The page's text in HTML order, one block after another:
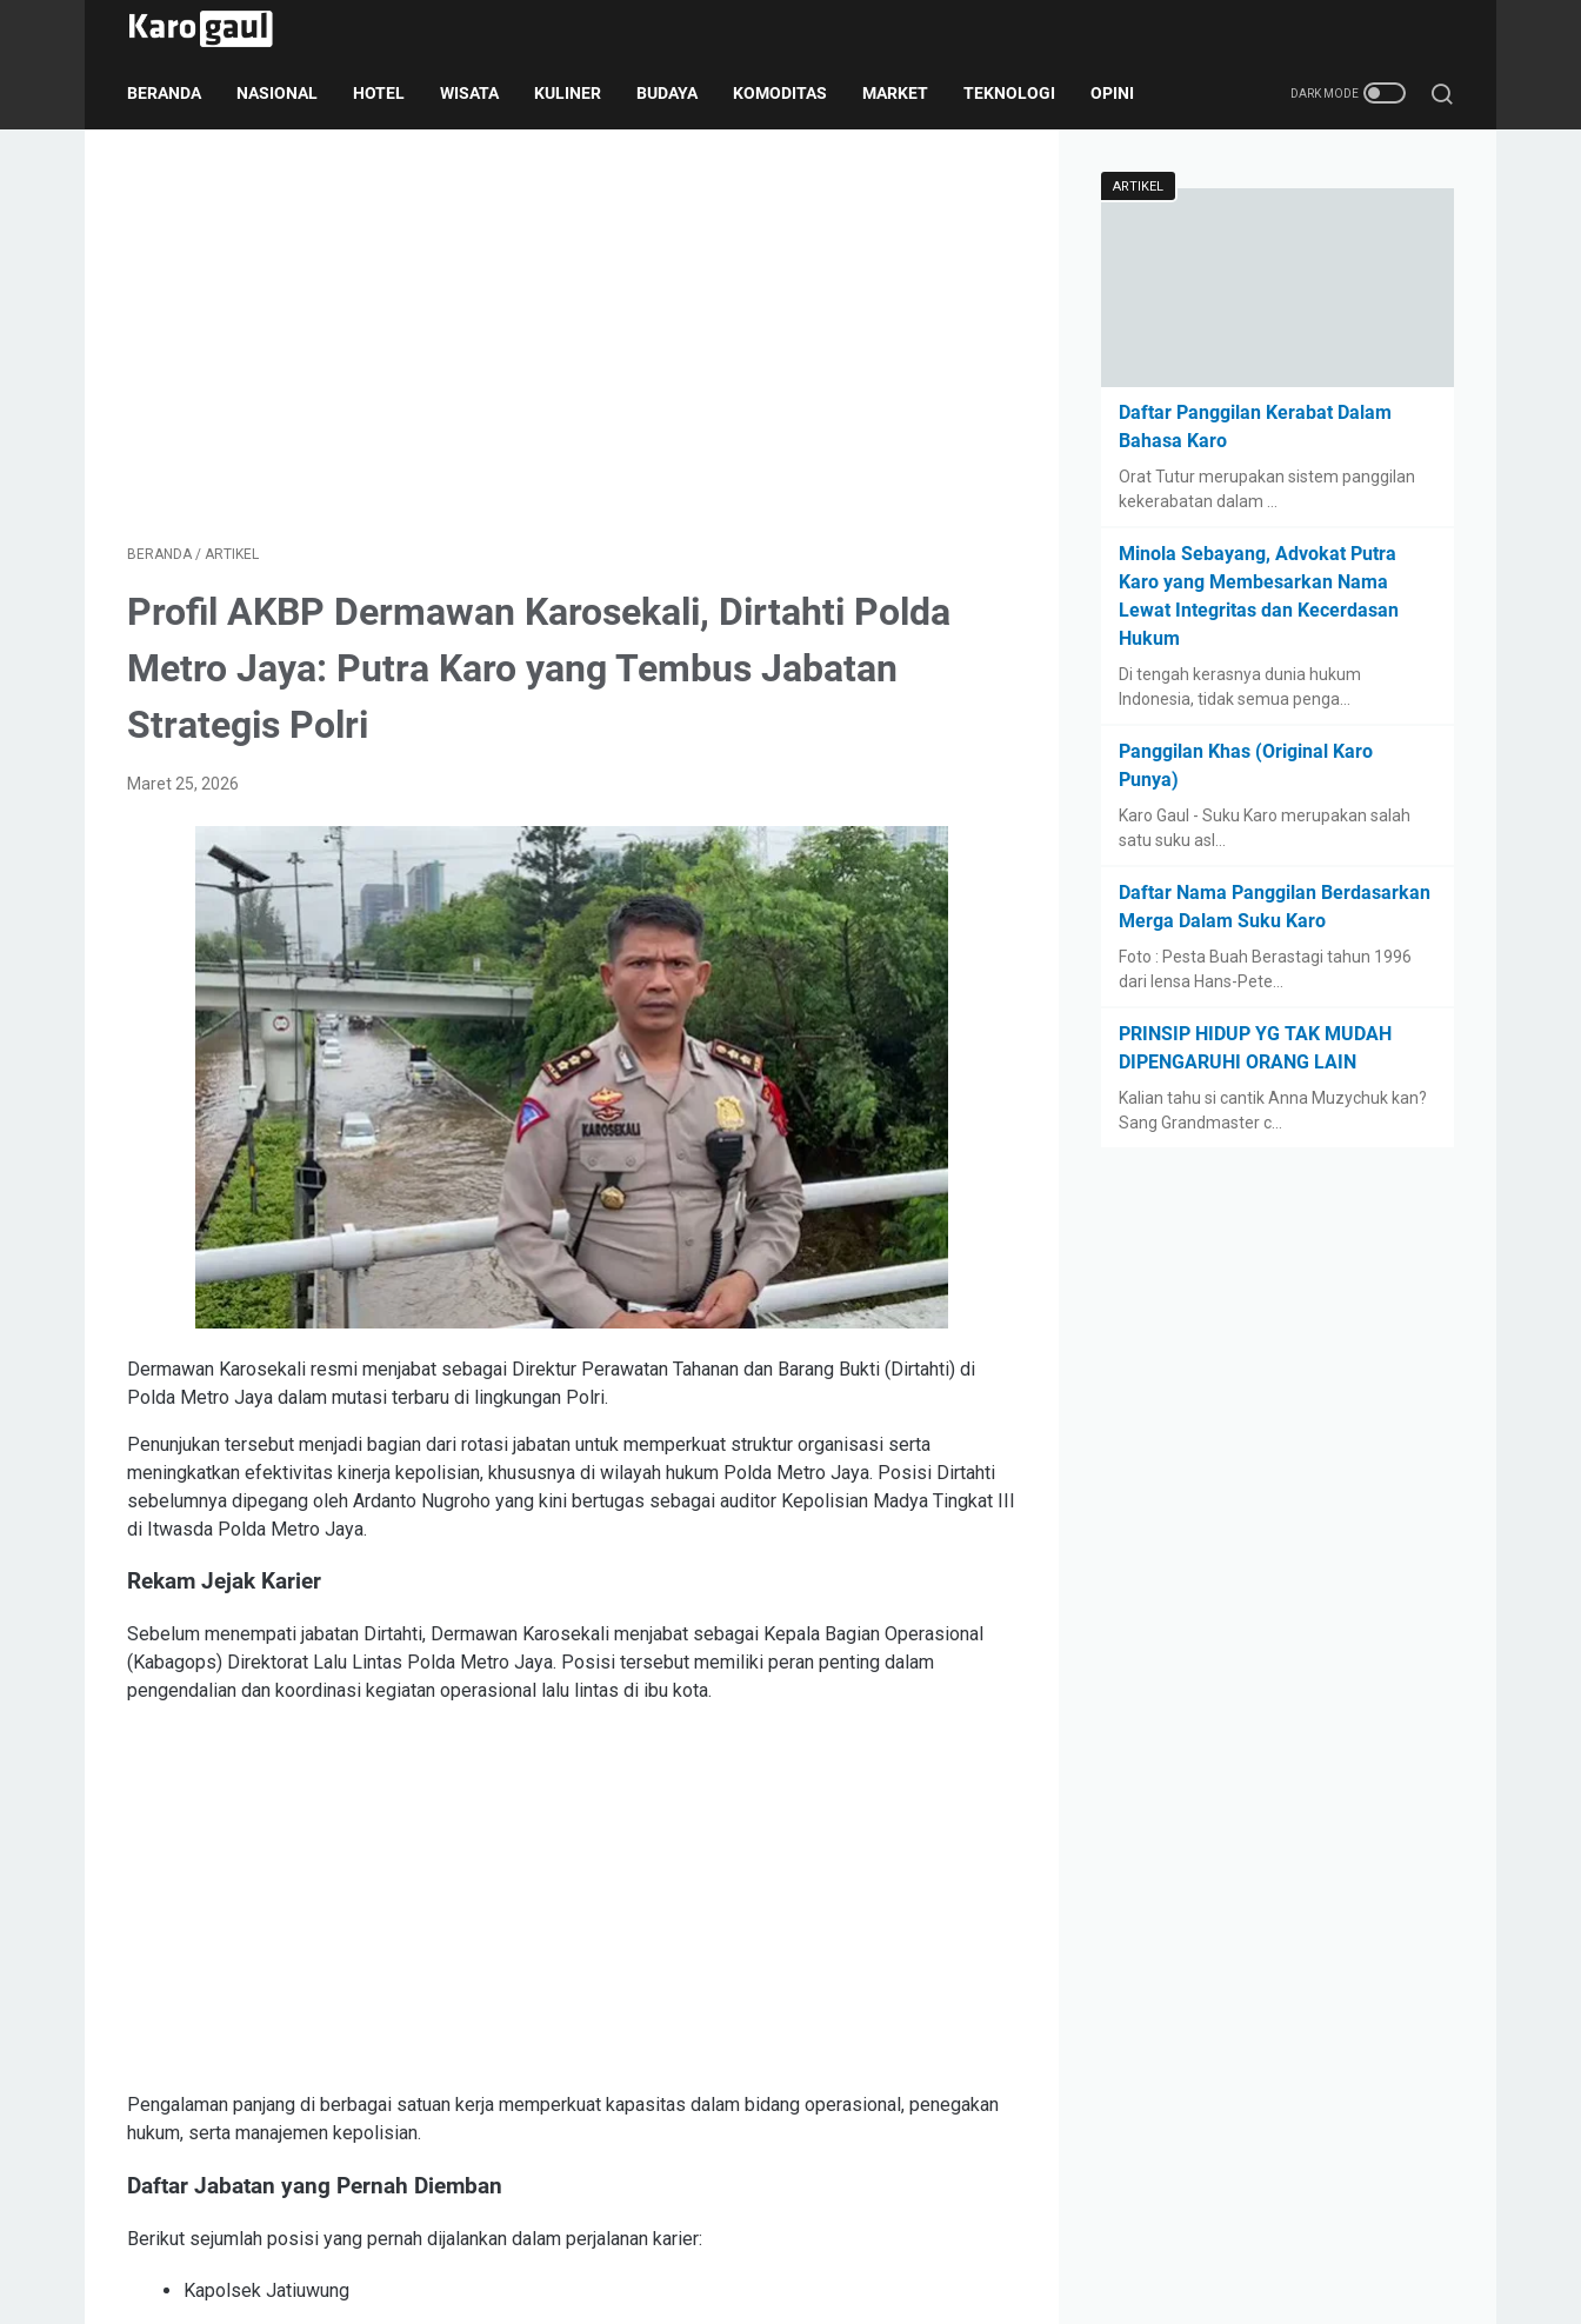
BERANDA NASIONAL HOTEL WISATA KULINER BUDAYA KOMODITAS MARKET TEKNOLOGI OPINI
BERANDA / ARTIKEL
Profil AKBP Dermawan Karosekali, Dirtahti Polda
Metro Jaya: Putra Karo yang Tembus Jabatan
Strategis Polri
Maret 25, 2026
Dermawan Karosekali resmi menjabat sebagai Direktur Perawatan Tahanan dan Barang Bukti (Dirtahti) di
Polda Metro Jaya dalam mutasi terbaru di lingkungan Polri.
Penunjukan tersebut menjadi bagian dari rotasi jabatan untuk memperkuat struktur organisasi serta
meningkatkan efektivitas kinerja kepolisian, khususnya di wilayah hukum Polda Metro Jaya. Posisi Dirtahti
sebelumnya dipegang oleh Ardanto Nugroho yang kini bertugas sebagai auditor Kepolisian Madya Tingkat III
di Itwasda Polda Metro Jaya.
Rekam Jejak Karier
Sebelum menempati jabatan Dirtahti, Dermawan Karosekali menjabat sebagai Kepala Bagian Operasional
(Kabagops) Direktorat Lalu Lintas Polda Metro Jaya. Posisi tersebut memiliki peran penting dalam
pengendalian dan koordinasi kegiatan operasional lalu lintas di ibu kota.
Pengalaman panjang di berbagai satuan kerja memperkuat kapasitas dalam bidang operasional, penegakan
hukum, serta manajemen kepolisian.
Daftar Jabatan yang Pernah Diemban
Berikut sejumlah posisi yang pernah dijalankan dalam perjalanan karier:
Kapolsek Jatiuwung
ARTIKEL
Daftar Panggilan Kerabat Dalam
Bahasa Karo
Orat Tutur merupakan sistem panggilan
kekerabatan dalam …
Minola Sebayang, Advokat Putra
Karo yang Membesarkan Nama
Lewat Integritas dan Kecerdasan
Hukum
Di tengah kerasnya dunia hukum
Indonesia, tidak semua penga…
Panggilan Khas (Original Karo
Punya)
Karo Gaul - Suku Karo merupakan salah
satu suku asl…
Daftar Nama Panggilan Berdasarkan
Merga Dalam Suku Karo
Foto : Pesta Buah Berastagi tahun 1996
dari lensa Hans-Pete…
PRINSIP HIDUP YG TAK MUDAH
DIPENGARUHI ORANG LAIN
Kalian tahu si cantik Anna Muzychuk kan?
Sang Grandmaster c…